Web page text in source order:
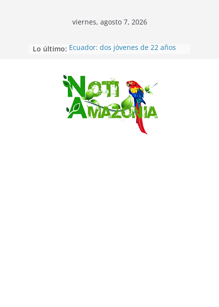
Saltar
viernes, agosto 7, 2026
Lo último: Ecuador: dos jóvenes de 22 años
Sentencian a 34 años de prisión a
implicados en caso de Alison,
oriunda de Tena
Vozinha, el arquero sensación de
cabo Verde, ya llegó para
incorporarse a Colo Colo de Chile
Pastaza: la parroquia Diez de